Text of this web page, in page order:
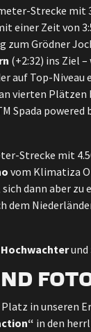
Strecke mit
einer Zeit von
Grödner
(+2:32) ins Ziel
auf Top-Niveau
vierten
Spada
Strecke mit
vom Klimatiza
dann aber zu
dem
Hochwachterund
in unseren
in den